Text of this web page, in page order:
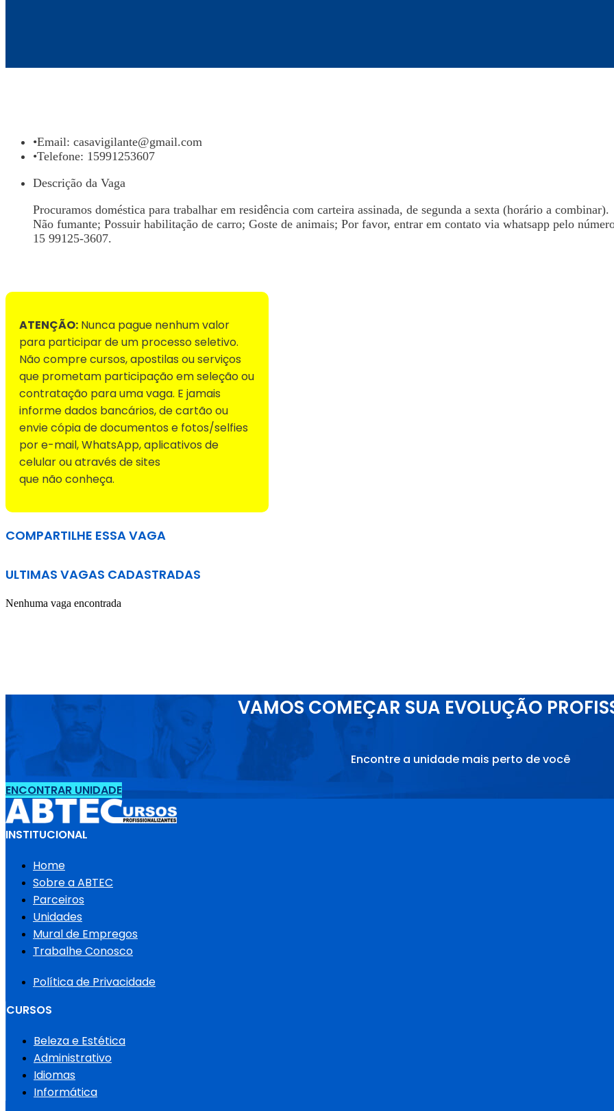
•Email: casavigilante@gmail.com
•Telefone: 15991253607
Descrição da Vaga
Procuramos doméstica para trabalhar em residência com carteira assinada, de segunda a sexta (horário a combinar).
Não fumante; Possuir habilitação de carro; Goste de animais; Por favor, entrar em contato via whatsapp pelo
15 99125-3607.
ATENÇÃO: Nunca pague nenhum valor
para participar de um processo seletivo.
Não compre cursos, apostilas ou serviços
que prometam participação em seleção ou
contratação para uma vaga. E jamais
informe dados bancários, de cartão ou
envie cópia de documentos e fotos/selfies
por e-mail, WhatsApp, aplicativos de
celular ou através de sites
que não conheça.
COMPARTILHE ESSA VAGA
ULTIMAS VAGAS CADASTRADAS
Nenhuma vaga encontrada
VAMOS COMEÇAR SUA EVOLUÇÃO
Encontre a unidade mais perto de você
ENCONTRAR UNIDADE
INSTITUCIONAL
Home
Sobre a ABTEC
Parceiros
Unidades
Mural de Empregos
Trabalhe Conosco
Política de Privacidade
CURSOS
Beleza e Estética
Administrativo
Idiomas
Informática